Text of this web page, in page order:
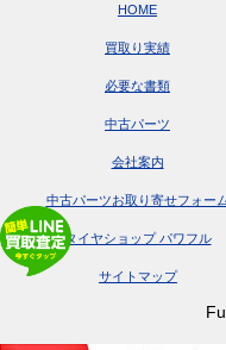
HOME
買取り実績
必要な書類
中古パーツ
会社案内
中古パーツお取り寄せフォー
タイヤショップ パワフル
サイトマップ